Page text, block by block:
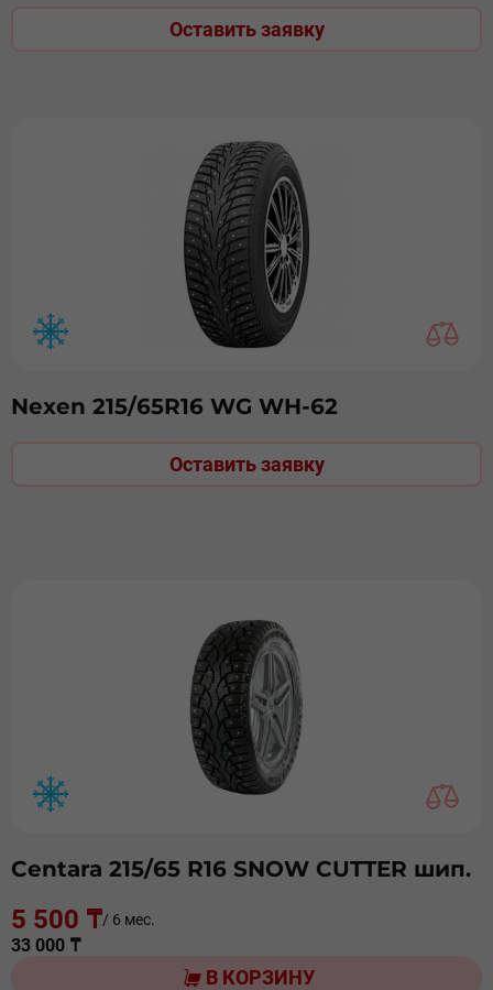
Оставить заявку
Nexen 215/65R16 WG WH-62
Оставить заявку
Centara 215/65 R16 SNOW CUTTER шип.
5 500 ₸/ 6 мес.
33 000 ₸
В КОРЗИНУ